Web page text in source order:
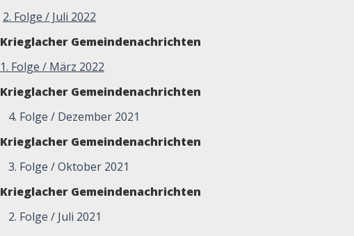
2. Folge / Juli 2022
Krieglacher Gemeindenachrichten
1. Folge / März 2022
Krieglacher Gemeindenachrichten
4. Folge / Dezember 2021
Krieglacher Gemeindenachrichten
3. Folge / Oktober 2021
Krieglacher Gemeindenachrichten
2. Folge / Juli 2021